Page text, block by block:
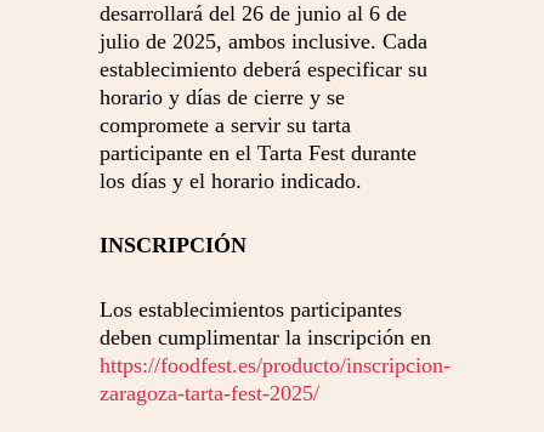
desarrollará del 26 de junio al 6 de
julio de 2025, ambos inclusive. Cada
establecimiento deberá especificar su
horario y días de cierre y se
compromete a servir su tarta
participante en el Tarta Fest durante
los días y el horario indicado.
INSCRIPCIÓN
Los establecimientos participantes
deben cumplimentar la inscripción en
https://foodfest.es/producto/inscripcion-
zaragoza-tarta-fest-2025/